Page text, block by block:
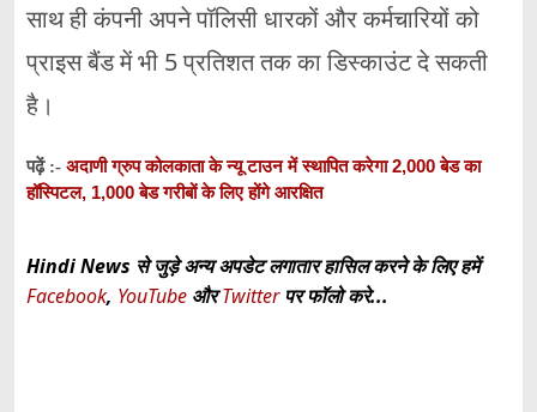
साथ ही कंपनी अपने पॉलिसी धारकों और कर्मचारियों को
प्राइस बैंड में भी 5 प्रतिशत तक का डिस्काउंट दे सकती
है।
पढ़ें :- अदाणी ग्रुप कोलकाता के न्यू टाउन में स्थापित करेगा 2,000 बेड का
हॉस्पिटल, 1,000 बेड गरीबों के लिए होंगे आरक्षित
Hindi News से जुड़े अन्य अपडेट लगातार हासिल करने के लिए हमें
Facebook, YouTube औरTwitterपर फॉलो करे...